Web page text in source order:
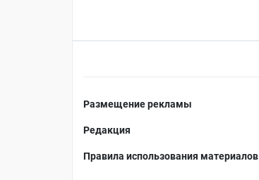
Размещение рекламы
Редакция
Правила использования материалов